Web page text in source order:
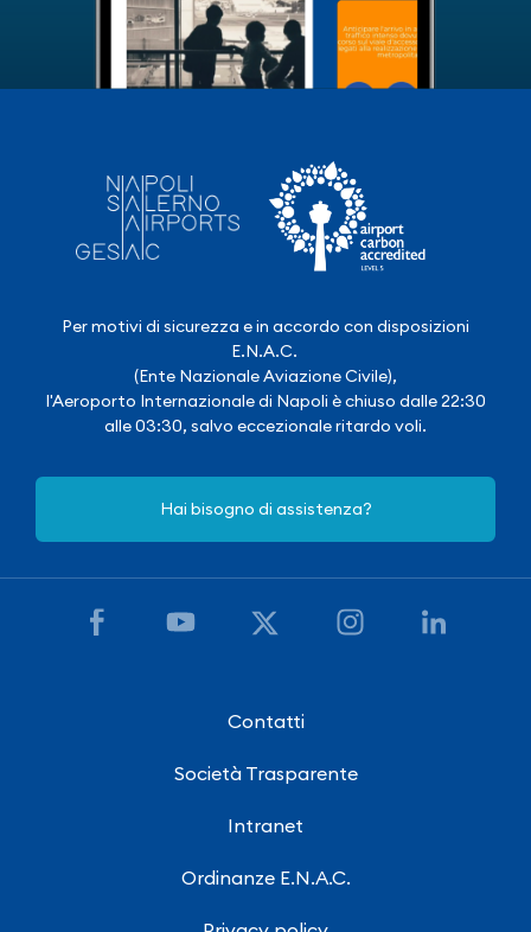
Per motivi di sicurezza e in accordo con disposizioni
E.N.A.C.
(Ente Nazionale Aviazione Civile),
l'Aeroporto Internazionale di Napoli è chiuso dalle 22:30
alle 03:30, salvo eccezionale ritardo voli.
Hai bisogno di assistenza?
Contatti
Società Trasparente
Intranet
Ordinanze E.N.A.C.